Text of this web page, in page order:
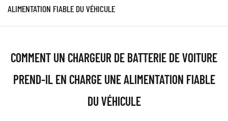
ALIMENTATION FIABLE DU VÉHICULE
COMMENT UN CHARGEUR DE BATTERIE DE VOITURE
PREND-IL EN CHARGE UNE ALIMENTATION FIABLE
DU VÉHICULE